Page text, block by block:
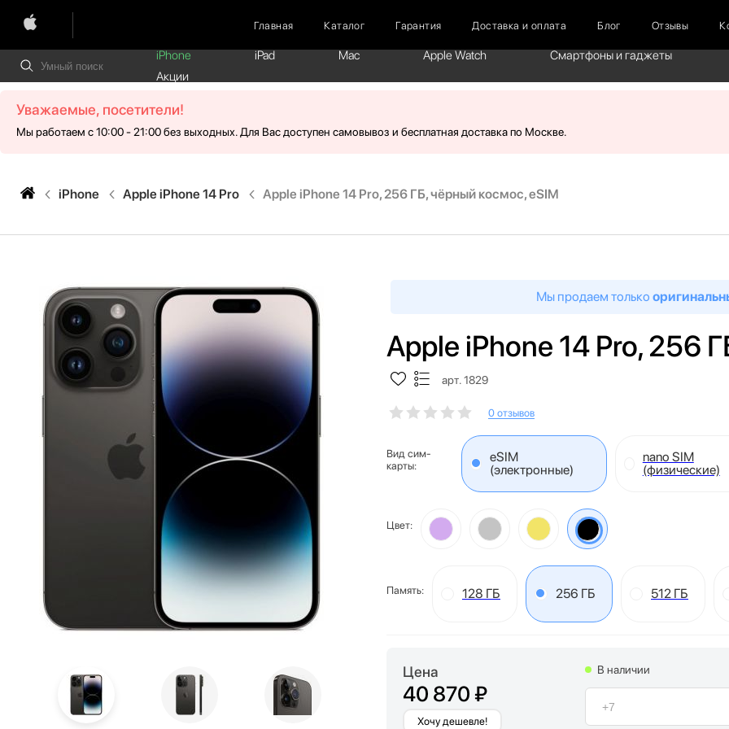
Главная Каталог Гарантия Доставка и оплата Блог Отзывы
iPhone iPad Mac Apple Watch
Смартфоны и гаджеты
Акции
Уважаемые, посетители!
Мы работаем с 10:00 - 21:00 без выходных. Для Вас доступен самовывоз и бесплатная доставка по Москве.
iPhone Apple iPhone 14 Pro Apple iPhone 14 Pro, 256 ГБ, чёрный космос, eSIM
Мы продаем только
Apple iPhone 14 Pro, 256
арт. 1829
0 отзывов
Вид сим-
карты:
eSIM
(электронные)
nano SIM
(физические)
Цвет:
Память: 128 ГБ 256 ГБ 512 ГБ
Цена
40 870 ₽
Хочу дешевле!
В наличии